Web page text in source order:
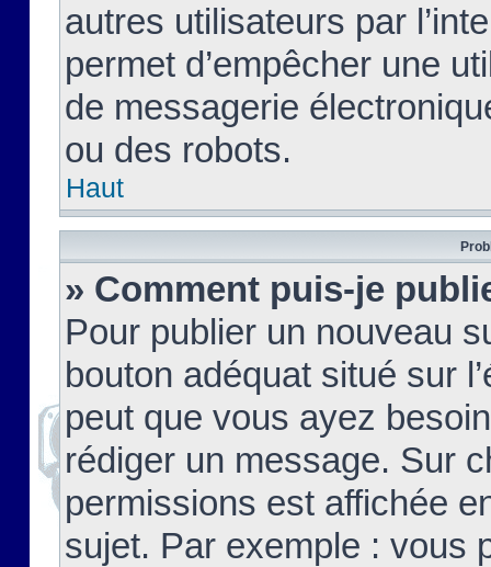
autres utilisateurs par
permet d’empêcher une
de messagerie
ou des robots.
Haut
» Comment puis-je
Pour publier un nouveau
bouton adéquat situé sur
peut que vous ayez
rédiger un message. Sur
permissions est affichée
sujet. Par exemple : vous